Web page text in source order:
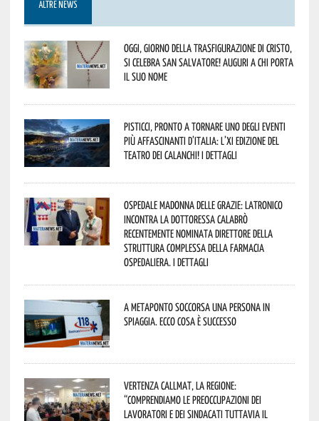
ALTRE NEWS
Oggi, giorno della Trasfigurazione di Cristo,
si celebra San Salvatore! Auguri a chi porta
il suo nome
Pisticci, pronto a tornare uno degli eventi
più affascinanti d’Italia: l’XI edizione del
Teatro dei Calanchi! I dettagli
Ospedale Madonna delle Grazie: Latronico
incontra la dottoressa Calabrò
recentemente nominata Direttore della
Struttura Complessa della Farmacia
Ospedaliera. I dettagli
A Metaponto soccorsa una persona in
spiaggia. Ecco cosa è successo
Vertenza CallMat, la Regione:
“comprendiamo le preoccupazioni dei
lavoratori e dei sindacati tuttavia il